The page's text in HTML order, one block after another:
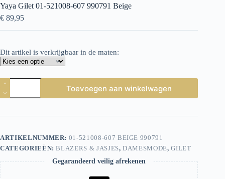
Yaya Gilet 01-521008-607 990791 Beige
€ 89,95
Dit artikel is verkrijgbaar in de maten:
Yaya
Gilet
01-
607
aantal
Toevoegen aan winkelwagen
ARTIKELNUMMER: 01-521008-607 BEIGE 990791
CATEGORIEËN:BLAZERS & JASJES,DAMESMODE,GILET
Gegarandeerd veilig afrekenen